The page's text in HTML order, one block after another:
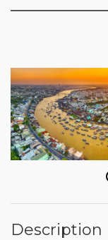
Description